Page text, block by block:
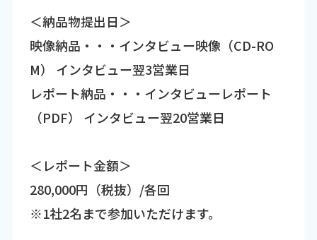
＜納品物提出日＞
映像納品・・・インタビュー映像（CD-RO
M） インタビュー翌3営業日
レポート納品・・・インタビューレポート
（PDF） インタビュー翌20営業日
＜レポート金額＞
280,000円（税抜）/各回
※1社2名まで参加いただけます。